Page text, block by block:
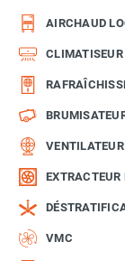
AIRCHAUD
CLIMATISEUR
EXTRACTEUR
VMC